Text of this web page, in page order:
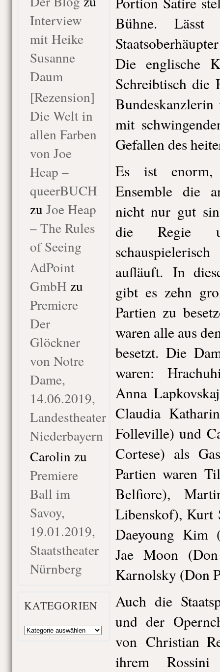
Interview
mit Heike
Susanne
Daum
[Rezension]
Die Welt in
allen Farben
von Joe
Heap –
queerBUCH
zu Joe Heap
– The Rules
of Seeing
AdPoint
GmbH zu
Premiere
Der
Glöckner
von Notre
Dame,
14.06.2019,
Landestheater
Niederbayern
Carolin zu
Premiere
Ball im
Savoy,
19.01.2019,
Staatstheater
Nürnberg
KATEGORIEN
Kategorien
Bühne. Lässt
Die englische
Schreibtisch die
mit
Gefallen des
Es ist enorm,
Ensemble die
nicht nur gut
die Regie
aufläuft. In
gibt es zehn
Partien zu
waren alle aus
besetzt. Die
waren:
Anna
Claudia
Folleville) und
Cortese) als
Partien waren
Belfiore),
Libenskof), Kurt
Daeyoung Kim
Jae Moon
Karnolsky (Don
Auch die
und der
von Christian
ihrem